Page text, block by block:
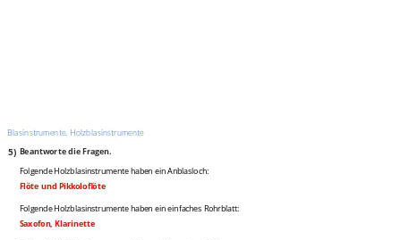
Blasinstrumente, Holzblasinstrumente
5) Beantworte die Fragen.
Folgende Holzblasinstrumente haben ein Anblasloch:
Flöte und Pikkoloflöte
Folgende Holzblasinstrumente haben ein einfaches Rohrblatt:
Saxofon, Klarinette